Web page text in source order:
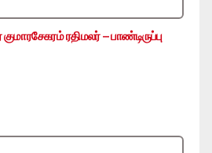
ரதிமலர் – பாண்டிருப்பு